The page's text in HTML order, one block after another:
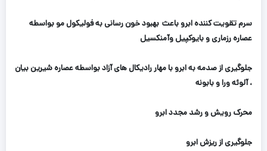
سرم تقویت کننده ابرو باعث بهبود خون رسانی به فولیکول مو بواسطه
عصاره رزماری و بایوکپیل وآمنکسیل
جلوگیری از صدمه به ابرو با مهار رادیکال های آزاد بواسطه عصاره شیرین بیان
، آلوئه ورا و بابونه
محرک رویش و رشد مجدد ابرو
جلوگیری از ریزش ابرو